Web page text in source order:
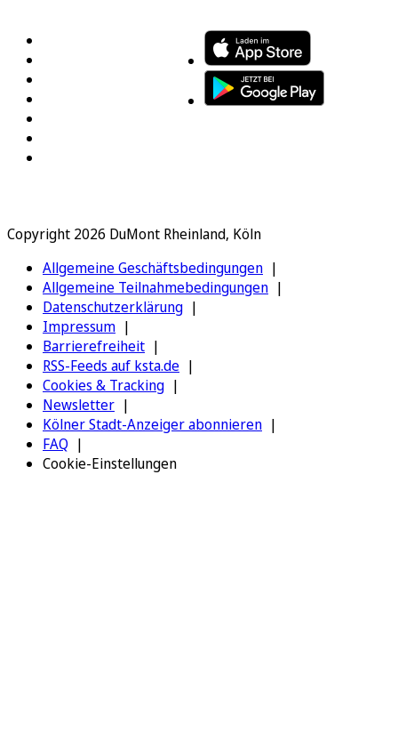
Copyright 2026 DuMont Rheinland, Köln
Allgemeine Geschäftsbedingungen
Allgemeine Teilnahmebedingungen
Datenschutzerklärung
Impressum
Barrierefreiheit
RSS-Feeds auf ksta.de
Cookies & Tracking
Newsletter
Kölner Stadt-Anzeiger abonnieren
FAQ
Cookie-Einstellungen